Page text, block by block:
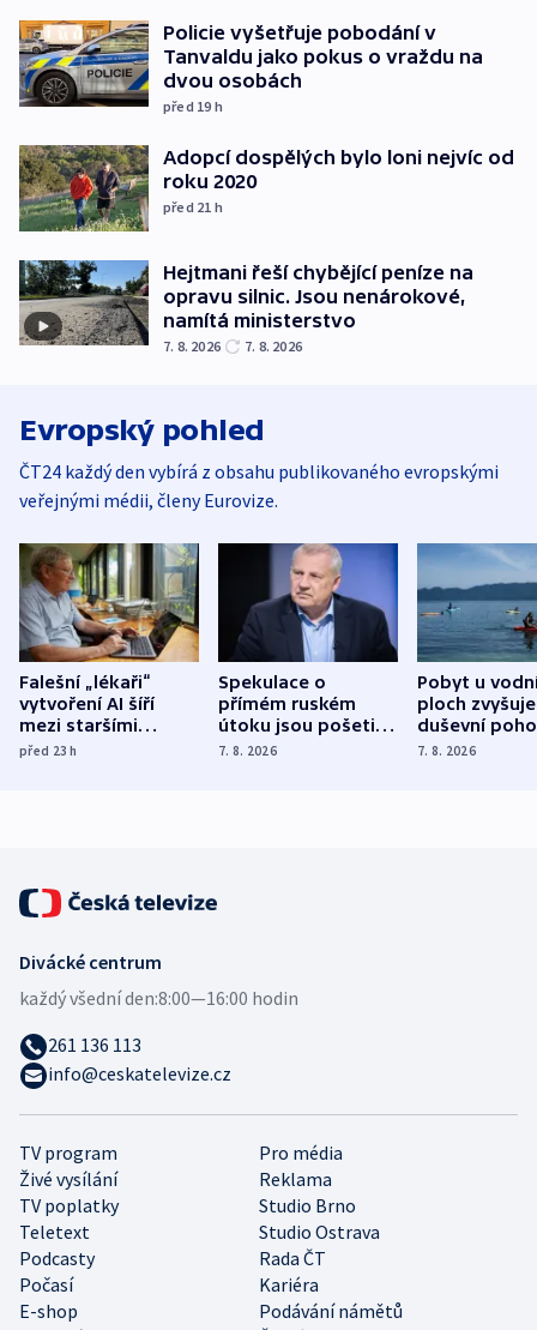
Policie vyšetřuje pobodání v
Tanvaldu jako pokus o vraždu na
dvou osobách
před 19 h
Adopcí dospělých bylo loni nejvíc od
roku 2020
před 21 h
Hejtmani řeší chybějící peníze na
opravu silnic. Jsou nenárokové,
namítá ministerstvo
7. 8. 2026 7. 8. 2026
Evropský pohled
ČT24 každý den vybírá z obsahu publikovaného evropskými
veřejnými médii, členy Eurovize.
Falešní „lékaři“
vytvoření AI šíří
mezi staršími
Poláky nebezpečné
před 23h
Spekulace o
přímém ruském
útoku jsou pošetilé,
míní estonský
7. 8. 2026
Pobyt u
ploch zvyšuje
duševní
ukázala
7. 8. 2026
TV program
Pro média
Živé vysílání
Reklama
TV poplatky
Studio Brno
Teletext
Studio Ostrava
Podcasty
Rada ČT
Počasí
Kariéra
E-shop
Podávání námětů
Divácké centrum
každý všední den:8:00—16:00 hodin
261 136 113
info@ceskatelevize.cz